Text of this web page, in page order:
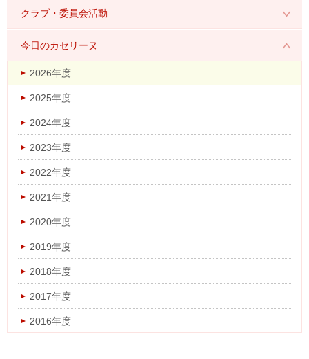
クラブ・委員会活動
2026年度
2025年度
2024年度
2023年度
2022年度
2021年度
2020年度
2019年度
2018年度
2017年度
2016年度
今日のカセリーヌ
2026年度
2025年度
2024年度
2023年度
2022年度
2021年度
2020年度
2019年度
2018年度
2017年度
2016年度